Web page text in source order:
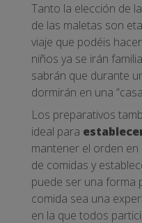
Tanto la elección de
de las maletas son
viaje que podéis
niños ya se irán
sabrán que durante
dormirán en una
Los preparativos
ideal para
mantener el orden en
de comidas y
puede ser una forma
comida sea una
en la que todos